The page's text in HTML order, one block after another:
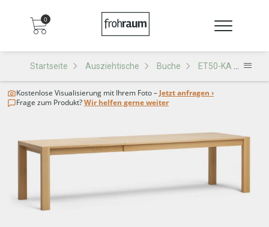
0
Startseite Ausziehtische Buche ET50-KA Ausziehtisch
Kostenlose Visualisierung mit Ihrem Foto – Jetzt anfragen ›
Frage zum Produkt?Wir helfen gerne weiter